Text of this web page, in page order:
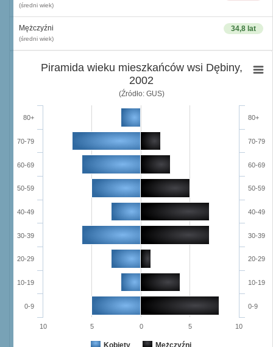
(średni wiek)
34,8 lat
Mężczyźni
(średni wiek)
Piramida wieku mieszkańców wsi Dębiny,
2002
(Źródło: GUS)
Kobiety Mężczyźni
0-9
10-19
20-29
30-39
40-49
50-59
60-69
70-79
80+
0-9
10-19
20-29
30-39
40-49
50-59
60-69
70-79
80+
0
10 5 5 10